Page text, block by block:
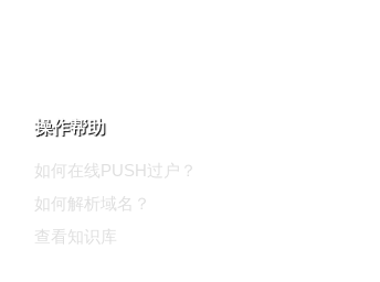
操作帮助
如何在线PUSH过户？
如何解析域名？
查看知识库